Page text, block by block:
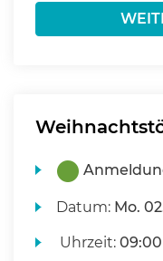
Datum: Mo.
Uhrzeit:09:00